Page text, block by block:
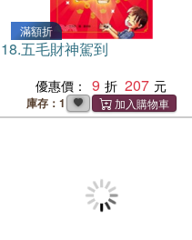
滿額折
18.五毛財神駕到
優惠價： 9 207
庫存：1